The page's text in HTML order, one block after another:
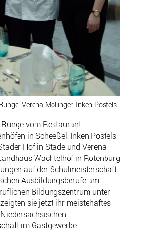
Verena Mollinger, Inken Postels
vom Restaurant
in Scheeßel, Inken Postels
Hof in Stade und Verena
Wachtelhof in Rotenburg
auf der Schulmeisterschaft
Ausbildungsberufe am
Bildungszentrum unter
sie jetzt ihr meistehaftes
im Gastgewerbe.